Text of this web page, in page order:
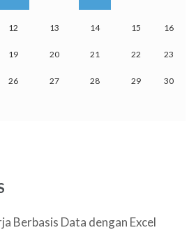
12 13 14 15 16
19 20 21 22 23
26 27 28 29 30
Berbasis Data dengan Excel